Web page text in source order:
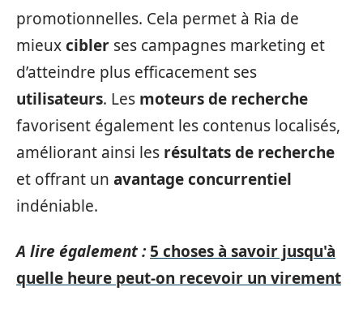
promotionnelles. Cela permet à Ria de
mieuxcibler ses campagnes marketing et
d’atteindre plus efficacement ses
utilisateurs. Les moteurs de recherche
favorisent également les contenus localisés,
améliorant ainsi les résultats de recherche
et offrant un avantage concurrentiel
indéniable.
A lire également : 5 choses à savoir jusqu'à
quelle heure peut-on recevoir un virement